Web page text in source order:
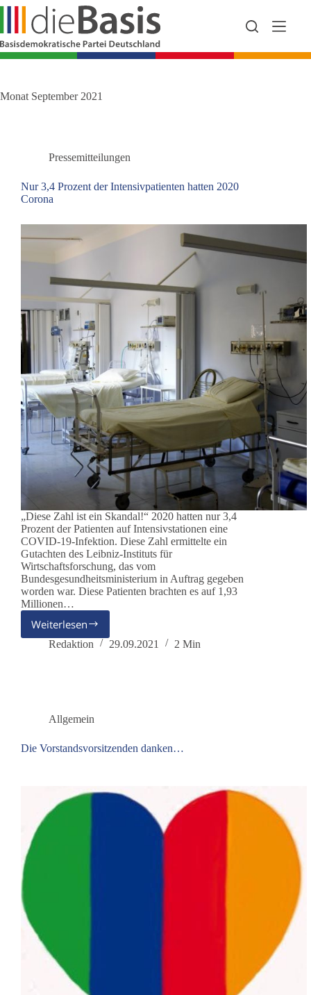
Zum
springen
Monat September 2021
Pressemitteilungen
Nur 3,4 Prozent der Intensivpatienten hatten 2020
Corona
„Diese Zahl ist ein Skandal!“ 2020 hatten nur 3,4
Prozent der Patienten auf Intensivstationen eine
COVID-19-Infektion. Diese Zahl ermittelte ein
Gutachten des Leibniz-Instituts für
Wirtschaftsforschung, das vom
Bundesgesundheitsministerium in Auftrag gegeben
worden war. Diese Patienten brachten es auf 1,93
Millionen…
Weiterlesen
Nur
3,4
2020
Corona
Redaktion 29.09.2021 2 Min
Allgemein
Die Vorstandsvorsitzenden danken…